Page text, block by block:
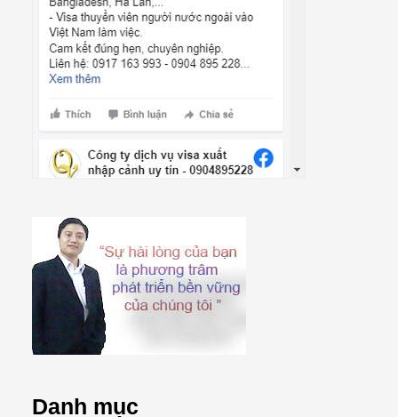
Danh mục